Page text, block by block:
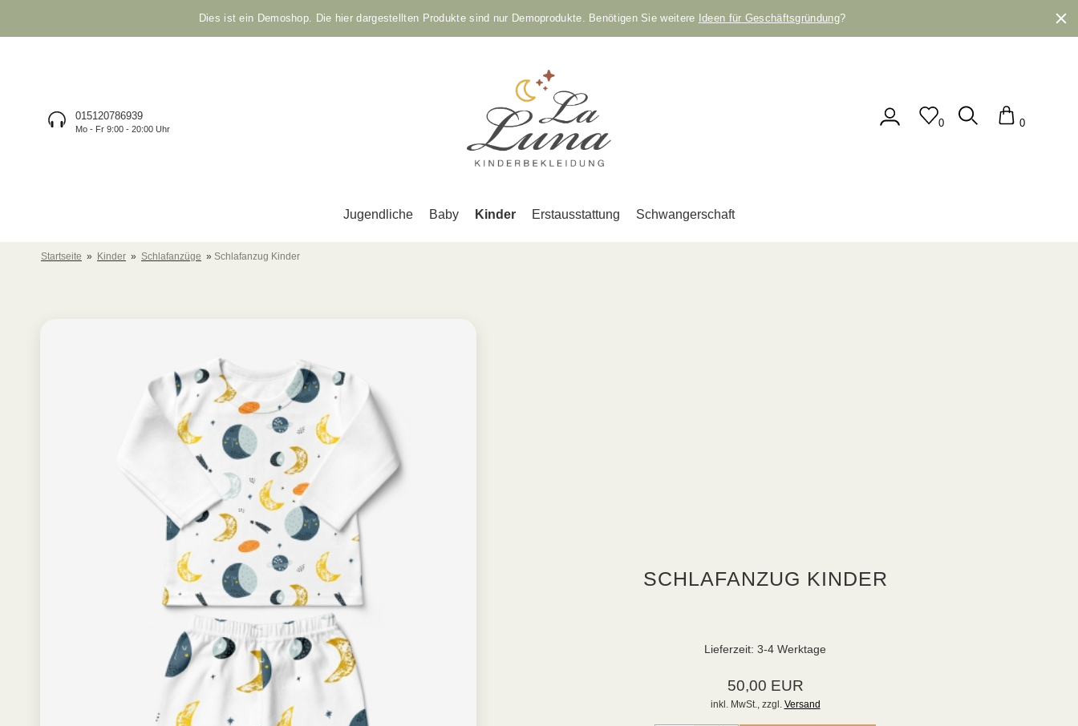
Dies ist ein Demoshop. Die hier dargestellten Produkte sind nur Demoprodukte. Benötigen Sie weitere Ideen für Geschäftsgründung?
015120786939
Mo - Fr 9:00 - 20:00 Uhr 0 0
Jugendliche Baby Kinder Erstausstattung Schwangerschaft
Startseite » Kinder » Schlafanzüge » Schlafanzug Kinder
SCHLAFANZUG KINDER
Lieferzeit: 3-4 Werktage
50,00 EUR
inkl. MwSt., zzgl. Versand